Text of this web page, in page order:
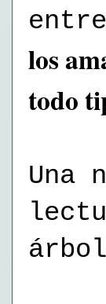
los
todo
Una